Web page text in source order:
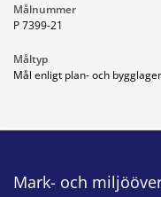
Målnummer
P 7399-21
Måltyp
Mål enligt plan- och
Mark- och